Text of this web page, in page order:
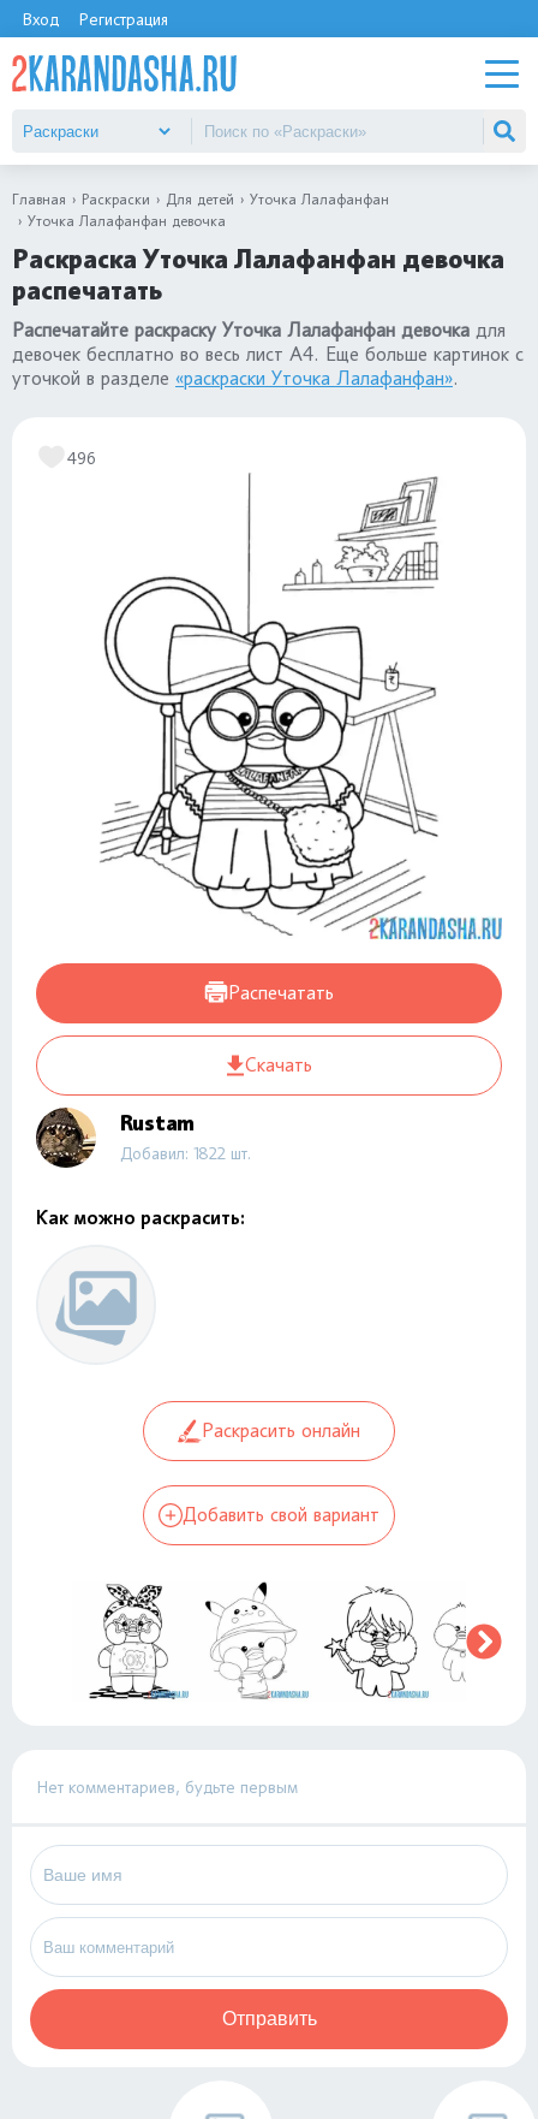
Вход Регистрация
Главная Раскраски Для детей
Уточка Лалафанфан
Уточка Лалафанфан девочка
Раскраска Уточка Лалафанфан девочка
распечатать
Распечатайте раскраску Уточка Лалафанфан девочка для
девочек бесплатно во весь лист А4. Еще больше картинок с
уточкой в разделе «раскраски Уточка Лалафанфан».
496
Распечатать
Скачать
Rustam
Добавил: 1822 шт.
Как можно раскрасить:
Раскрасить онлайн
Добавить свой вариант
Нет комментариев, будьте первым
Отправить